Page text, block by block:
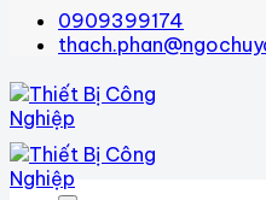
0909399174